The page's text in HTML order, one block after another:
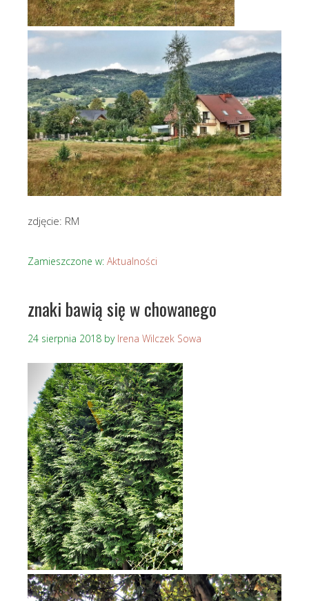
zdjęcie: RM
Zamieszczone w: Aktualności
znaki bawią się w chowanego
24 sierpnia 2018 by Irena Wilczek Sowa